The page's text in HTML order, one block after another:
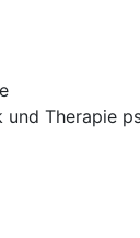
Therapie